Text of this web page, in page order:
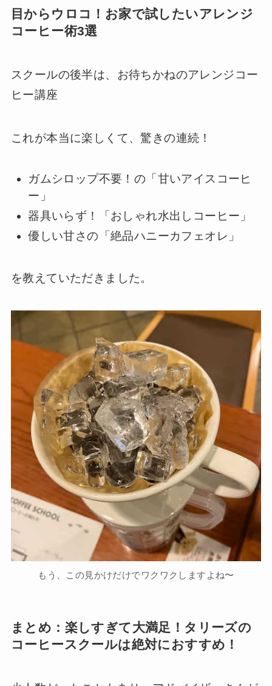
目からウロコ！お家で試したいアレンジ
コーヒー術3選
スクールの後半は、お待ちかねのアレンジコー
ヒー講座
これが本当に楽しくて、驚きの連続！
ガムシロップ不要！の「甘いアイスコーヒ
ー」
器具いらず！「おしゃれ水出しコーヒー」
優しい甘さの「絶品ハニーカフェオレ」
を教えていただきました。
もう、この見かけだけでワクワクしますよね〜
まとめ：楽しすぎて大満足！タリーズの
コーヒースクールは絶対におすすめ！